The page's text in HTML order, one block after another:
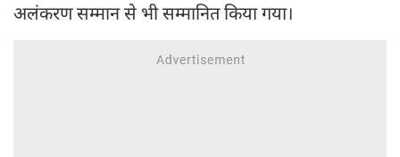
अलंकरण सम्मान से भी सम्मानित किया गया।